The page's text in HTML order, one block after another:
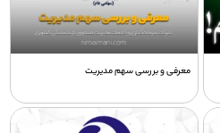
معرفی و بررسی سهم مدیریت